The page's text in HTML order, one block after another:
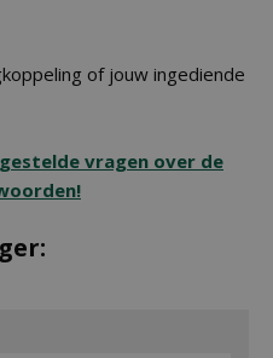
of jouw ingediende
vragen over de